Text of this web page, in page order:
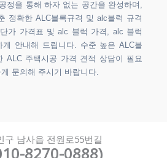
정을 통해 하자 없는 공간을 완성하며,
정확한 ALC블록규격 및 alc블럭 규격
가 가격표 및 alc 블럭 가격, alc 블럭
게 안내해 드립니다. 수준 높은 ALC블
ALC 주택시공 가격 견적 상담이 필요
문의해 주시기 바랍니다.
구 남사읍 전원로55번길
8270-0888)